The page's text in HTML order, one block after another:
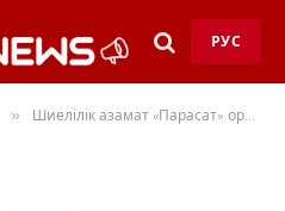
РУС
» Шиелілік азамат «Парасат» орденінің иегері атанды